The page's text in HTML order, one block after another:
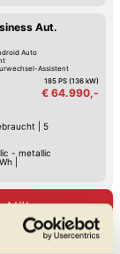
Aut.
Auto
Assistent
185 PS (136 kW)
€ 64.990,-
5
- metallic
|
Nähe von